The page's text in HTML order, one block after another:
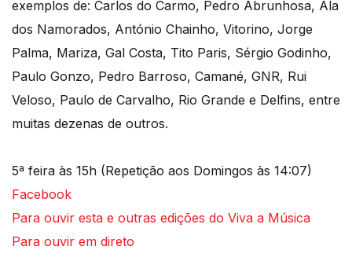
exemplos de: Carlos do Carmo, Pedro Abrunhosa, Ala
dos Namorados, António Chainho, Vitorino, Jorge
Palma, Mariza, Gal Costa, Tito Paris, Sérgio Godinho,
Paulo Gonzo, Pedro Barroso, Camané, GNR, Rui
Veloso, Paulo de Carvalho, Rio Grande e Delfins, entre
muitas dezenas de outros.
5ª feira às 15h (Repetição aos Domingos às 14:07)
Facebook
Para ouvir esta e outras edições do Viva a Música
Para ouvir em direto